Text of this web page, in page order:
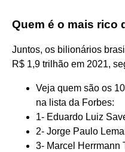
Quem é o mais rico
Juntos, os bilionários
R$ 1,9 trilhão em 2021,
Veja quem são os
na lista da Forbes:
1- Eduardo Luiz
2- Jorge Paulo
3- Marcel Herrmann